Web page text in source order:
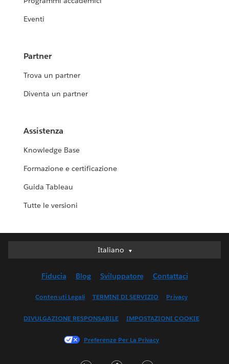
Eventi
Partner
Trova un partner
Diventa un partner
Assistenza
Knowledge Base
Formazione e certificazione
Guida Tableau
Tutte le versioni
Italiano
Italiano
English (UK)
Français (Canada)
Fiducia Blog Sviluppatore Contattaci
Contenuti Legali TERMINI DI SERVIZIO Privacy
DIVULGAZIONE RESPONSABILE IMPOSTAZIONI COOKIE
Preferenze Per La Privacy